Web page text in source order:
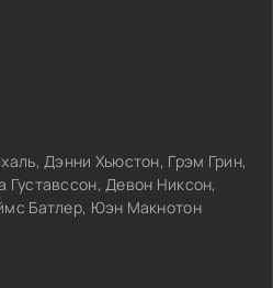
Дэнни Хьюстон, Грэм Грин,
Девон Никсон,
Батлер, Юэн Макнотон